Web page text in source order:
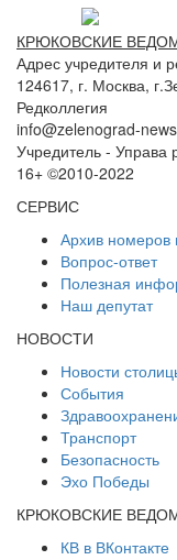
КРЮКОВСКИЕ
Адрес учредителя и
124617, г. Москва,
Редколлегия
info@zelenograd-
Учредитель - Управа
16+ ©2010-2022
СЕРВИС
Архив номеров
Вопрос-ответ
Полезная
Наш депутат
НОВОСТИ
Новости
События
Транспорт
Безопасность
Эхо Победы
КРЮКОВСКИЕ
КВ в ВКонтакте